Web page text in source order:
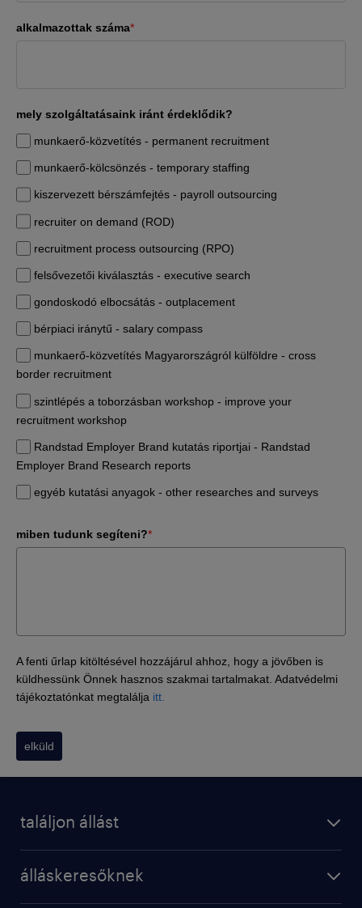
alkalmazottak száma*
mely szolgáltatásaink iránt érdeklődik?
munkaerő-közvetítés - permanent recruitment
munkaerő-kölcsönzés - temporary staffing
kiszervezett bérszámfejtés - payroll outsourcing
recruiter on demand (ROD)
recruitment process outsourcing (RPO)
felsővezetői kiválasztás - executive search
gondoskodó elbocsátás - outplacement
bérpiaci iránytű - salary compass
munkaerő-közvetítés Magyarországról külföldre - cross
border recruitment
szintlépés a toborzásban workshop - improve your
recruitment workshop
Randstad Employer Brand kutatás riportjai - Randstad
Employer Brand Research reports
egyéb kutatási anyagok - other researches and surveys
miben tudunk segíteni?*
A fenti űrlap kitöltésével hozzájárul ahhoz, hogy a jövőben is
küldhessünk Önnek hasznos szakmai tartalmakat. Adatvédelmi
tájékoztatónkat megtalálja itt.
elküld
találjon állást
álláskeresőknek